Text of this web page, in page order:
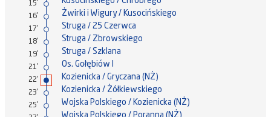
15'
16' Żwirki i Wigury / Kusocińskiego
17' Struga / 25 Czerwca
18' Struga / Zbrowskiego
19' Struga / Szklana
21' Os. Gołębiów I
22' Kozienicka / Gryczana (NŻ)
23' Kozienicka / Żółkiewskiego
25' Wojska Polskiego / Kozienicka (NŻ)
Wojska Polskiego / Poranna (NŻ)